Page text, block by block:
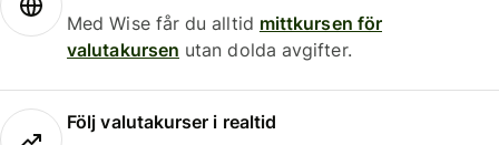
Med Wise får du alltid mittkursen för
valutakursen utan dolda avgifter.
Följ valutakurser i realtid